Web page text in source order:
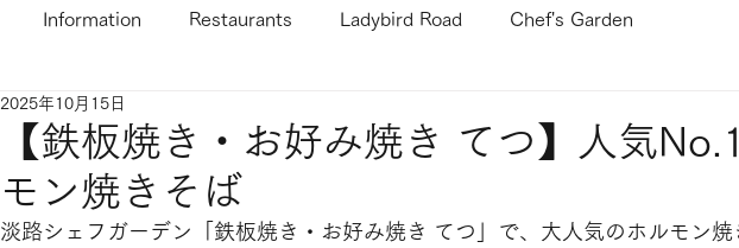
Information Restaurants Ladybird Road Chef's Garden
【鉄板焼き・お好み焼き てつ】人気
モン焼きそば
2025年10月15日
淡路シェフガーデン「 鉄板焼き・お好み焼き てつ 」で、大人気のホルモン焼